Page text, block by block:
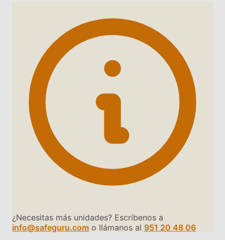
¿Necesitas más unidades? Escríbenos a
info@safeguru.com o llámanos al 951 20 48 06